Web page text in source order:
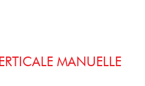
MANUELLE